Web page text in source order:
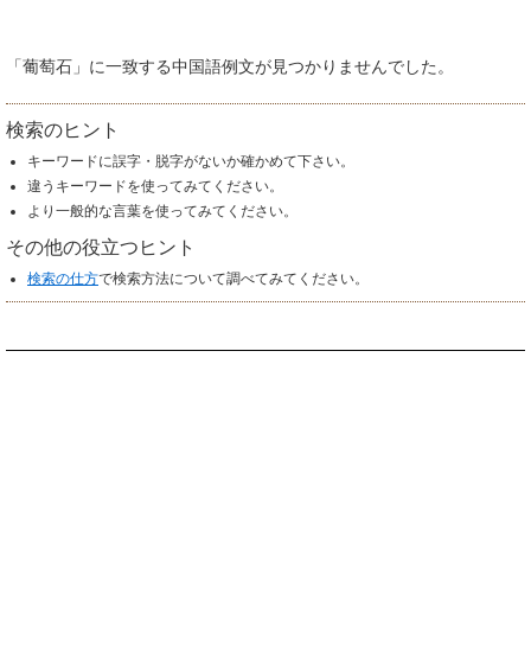
「葡萄石」に一致する中国語例文が見つかりませんでした。
検索のヒント
キーワードに誤字・脱字がないか確かめて下さい。
違うキーワードを使ってみてください。
より一般的な言葉を使ってみてください。
その他の役立つヒント
検索の仕方で検索方法について調べてみてください。